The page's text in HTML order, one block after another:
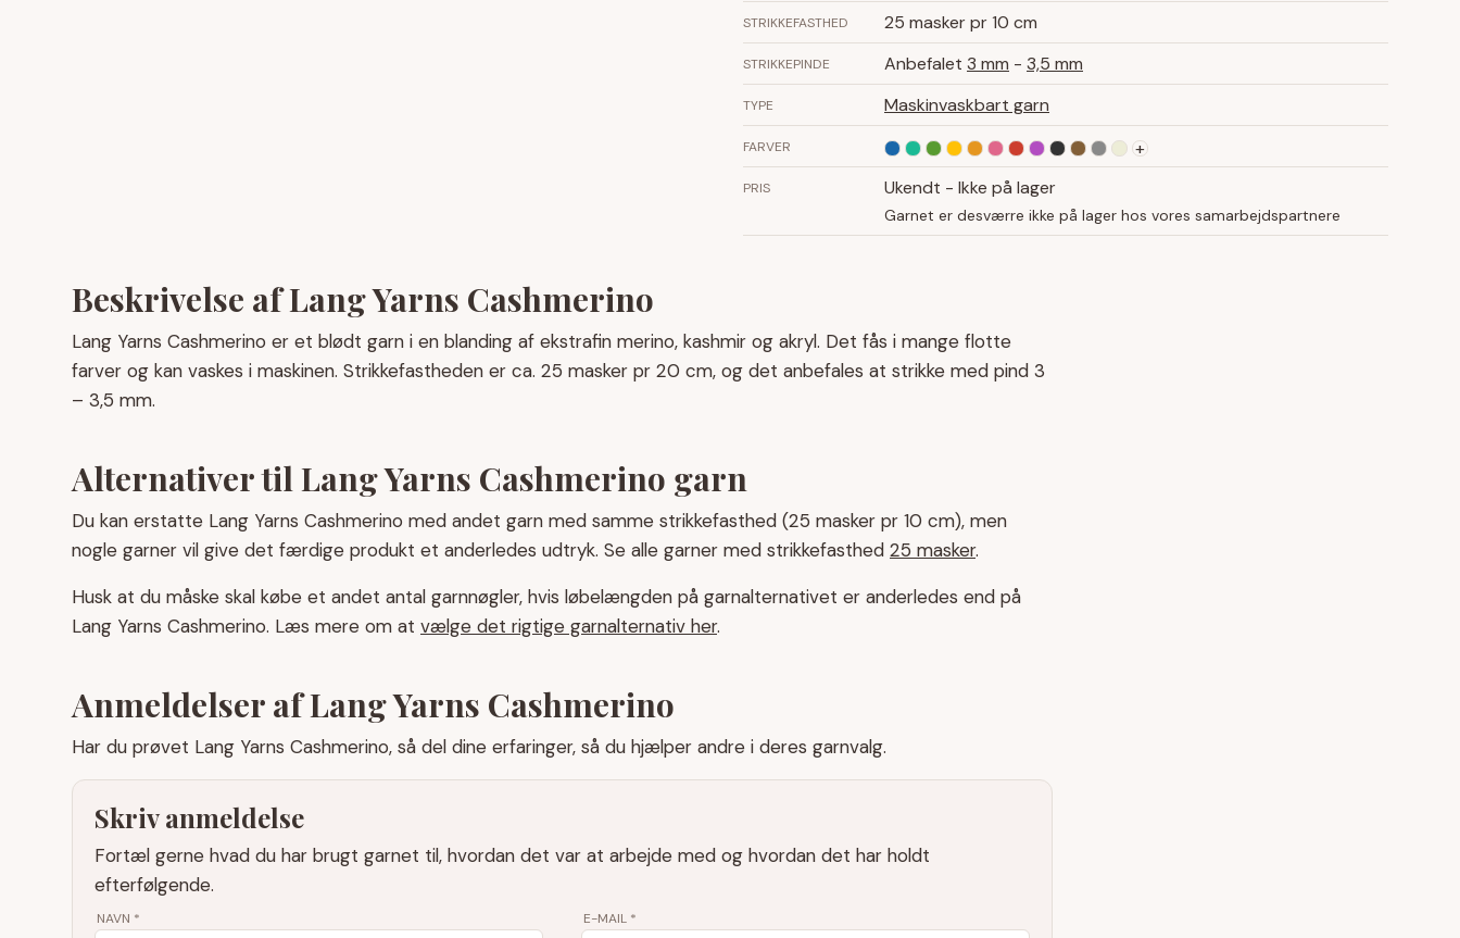
STRIKKEFASTHED 25 masker pr 10 cm
STRIKKEPINDE Anbefalet 3 mm - 3,5 mm
TYPE Maskinvaskbart garn
FARVER +
PRIS Ukendt - Ikke på lager
Garnet er desværre ikke på lager hos vores samarbejdspartnere
Beskrivelse af Lang Yarns Cashmerino
Lang Yarns Cashmerino er et blødt garn i en blanding af ekstrafin merino, kashmir og akryl. Det fås i mange flotte
farver og kan vaskes i maskinen. Strikkefastheden er ca. 25 masker pr 20 cm, og det anbefales at strikke med pind 3
– 3,5 mm.
Alternativer til Lang Yarns Cashmerino garn
Du kan erstatte Lang Yarns Cashmerino med andet garn med samme strikkefasthed (25 masker pr 10 cm), men
nogle garner vil give det færdige produkt et anderledes udtryk. Se alle garner med strikkefasthed 25 masker.
Husk at du måske skal købe et andet antal garnnøgler, hvis løbelængden på garnalternativet er anderledes end på
Lang Yarns Cashmerino. Læs mere om at vælge det rigtige garnalternativ her.
Anmeldelser af Lang Yarns Cashmerino
Har du prøvet Lang Yarns Cashmerino, så del dine erfaringer, så du hjælper andre i deres garnvalg.
Skriv anmeldelse
Fortæl gerne hvad du har brugt garnet til, hvordan det var at arbejde med og hvordan det har holdt
efterfølgende.
NAVN * E-MAIL *